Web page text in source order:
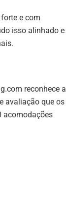
e com
isso alinhado e
reconhece a
avaliação que os
acomodações